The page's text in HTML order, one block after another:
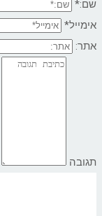
שם:*
אימייל*
אתר:
תגובה